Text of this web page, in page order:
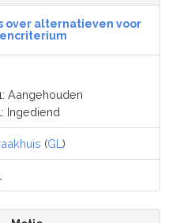
over alternatieven voor
Aangehouden
Ingediend
(GL)